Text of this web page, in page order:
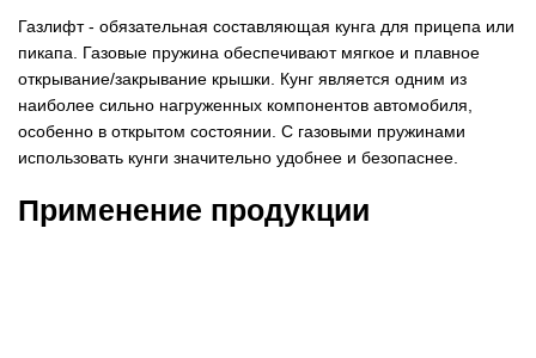
Газлифт - обязательная составляющая кунга для прицепа или
пикапа. Газовые пружина обеспечивают мягкое и плавное
открывание/закрывание крышки. Кунг является одним из
наиболее сильно нагруженных компонентов автомобиля,
особенно в открытом состоянии. С газовыми пружинами
использовать кунги значительно удобнее и безопаснее.
Применение продукции